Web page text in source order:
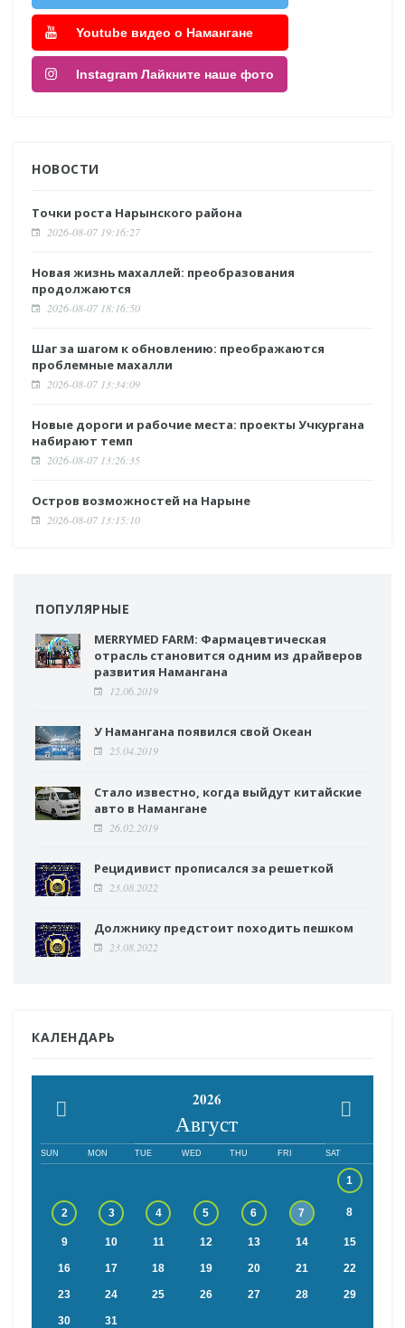
Youtube видео о Намангане
Instagram Лайкните наше фото
НОВОСТИ
Точки роста Нарынского района
2026-08-07 19:16:27
Новая жизнь махаллей: преобразования
продолжаются
2026-08-07 18:16:50
Шаг за шагом к обновлению: преображаются
проблемные махалли
2026-08-07 13:34:09
Новые дороги и рабочие места: проекты Учкургана
набирают темп
2026-08-07 13:26:35
Остров возможностей на Нарыне
2026-08-07 13:15:10
ПОПУЛЯРНЫЕ
MERRYMED FARM: Фармацевтическая
отрасль становится одним из драйверов
развития Намангана
12.06.2019
У Намангана появился свой Океан
25.04.2019
Стало известно, когда выйдут китайские
авто в Намангане
26.02.2019
Рецидивист прописался за решеткой
23.08.2022
Должнику предстоит походить пешком
23.08.2022
КАЛЕНДАРЬ
2026
Август
SUN MON TUE WED THU FRI SAT
1
2 3 4 5 6 7 8
9 10 11 12 13 14 15
16 17 18 19 20 21 22
23 24 25 26 27 28 29
30 31